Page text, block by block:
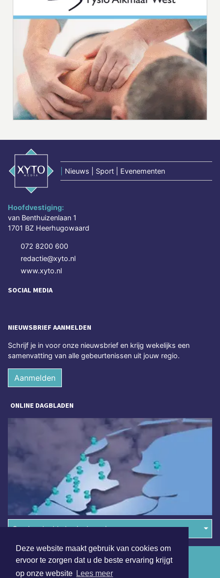
Deze website maakt gebruik van cookies om
ervoor te zorgen dat u de beste ervaring krijgt
op onze website Lees meer
Nieuws | Sport | Evenementen
Hoofdvestiging:
van Benthuizenlaan 1
1701 BZ Heerhugowaard
072 8200 600
redactie@xyto.nl
www.xyto.nl
SOCIAL MEDIA
NIEUWSBRIEF AANMELDEN
Schrijf je in voor onze nieuwsbrief en krijg wekelijks een
samenvatting van alle gebeurtenissen uit jouw regio.
Aanmelden
ONLINE DAGBLADEN
Overige dagbladen in de regio
Algemene voorwaarden
Disclaimer